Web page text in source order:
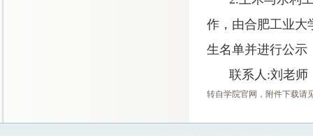
作，由合肥工业大
生名单并进行公示
联系人 :刘老师
转自学院官网，附件下载请